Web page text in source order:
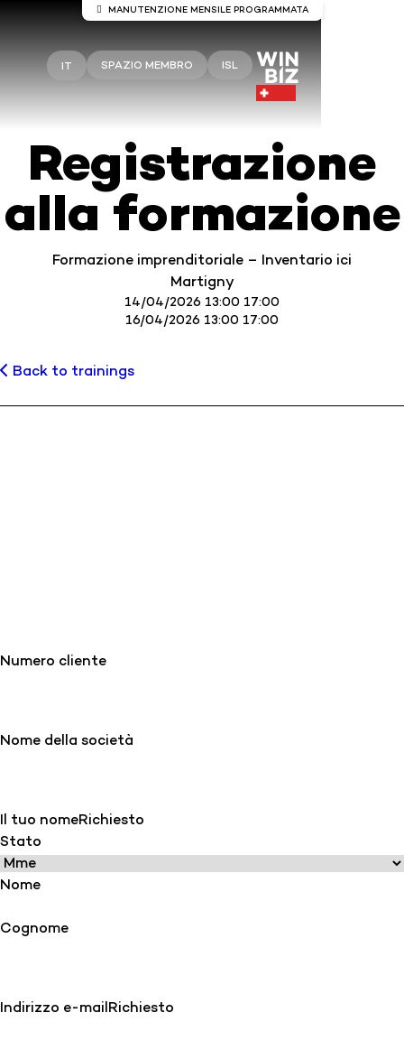
IT SPAZIO MEMBRO ISL
Registrazione
alla formazione
Formazione imprenditoriale – Inventario ici
Martigny
14/04/2026 13:00 17:00
16/04/2026 13:00 17:00
Back to trainings
Numero cliente
Nome della società
Il tuo nomeRichiesto
Stato
Nome
Cognome
Indirizzo e-mailRichiesto
Manutenzione del server Winbiz
Cloud
La manutenzione è prevista per domenica 9 agosto
dalle ore 08:00 alle ore 13:30.
Durante questo periodo, l’accesso potrebbe subire
interruzioni temporanee.
questo periodo.
Vi ringraziamo per la vostra comprensione.
MANUTENZIONE MENSILE PROGRAMMATA